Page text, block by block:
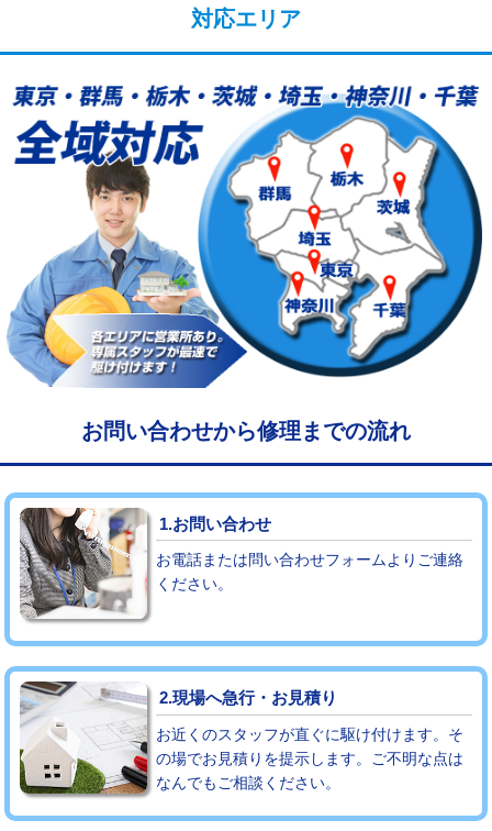
業)
給水管工事※（塩ビ管（VP・HI）使
用/3ｍまで)
33,000円
給水管工事※（塩ビ管（VP・HI）使
用（追加）/3ｍ超え)
+8,800円
給水管工事※（ライニング鋼管・銅
管・ポリ管・HT管使用/3ｍまで)
44,000円
給水管工事※（ライニング鋼管・銅
管・ポリ管・HT管使用/3ｍ超え)
+8,800円
マス交換（土の掘削・埋め戻し作業） 11,000円~
マス交換（深さ50㎝未満） 55,000円
マス交換（深さ50㎝以上） 66,000円
コンクリート斫り（厚さ10㎝まで）
コンクリート斫り（厚さ10㎝超え） 38,500円
モルタル補修（厚さ10㎝まで）
モルタル補修（厚さ10㎝超え） 38,500円
追加人工 16,500円
廃棄・処分 現場見積
※給水管工事は20mmまでの価格です。
対応エリア
お問い合わせから修理までの流れ
1.お問い合わせ
お電話または問い合わせフォームよりご連絡
ください。
2.現場へ急行・お見積り
お近くのスタッフが直ぐに駆け付けます。そ
の場でお見積りを提示します。ご不明な点は
なんでもご相談ください。